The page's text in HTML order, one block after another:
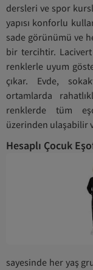
dersleri ve spor
yapısı konforlu
sade görünümü ve
bir tercihtir.
renklerle uyum
çıkar. Evde,
ortamlarda
renklerde tüm
üzerinden ulaşabilir
Hesaplı Çocuk
sayesinde her yaş